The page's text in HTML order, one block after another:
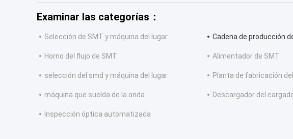
Examinar las categorías：
Selección de SMT y máquina del lugar Cadena de producción
Horno del flujo de SMT Alimentador de SMT
selección del smd y máquina del lugar Planta de fabricación
máquina que suelda de la onda Descargador del
Inspección óptica automatizada